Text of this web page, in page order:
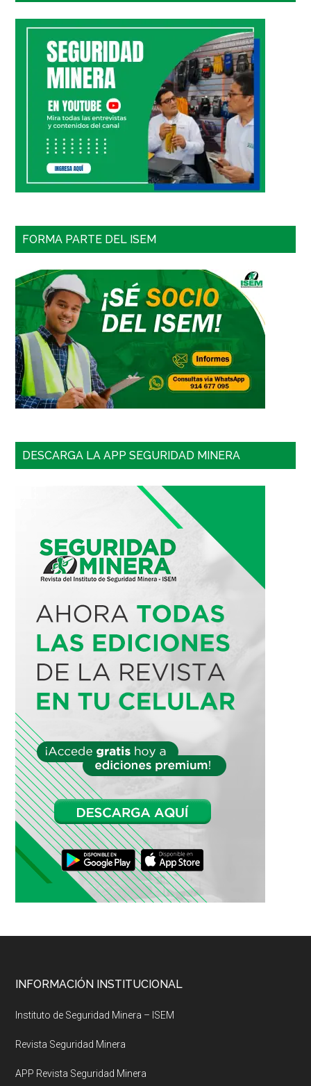
FORMA PARTE DEL ISEM
DESCARGA LA APP SEGURIDAD MINERA
Footer
INFORMACIÓN INSTITUCIONAL
Instituto de Seguridad Minera – ISEM
Revista Seguridad Minera
APP Revista Seguridad Minera